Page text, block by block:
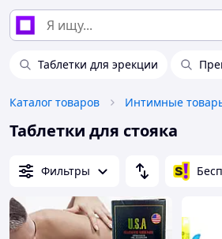
Таблетки для эрекции
Каталог товаров Интимные
Таблетки для стояка
Фильтры